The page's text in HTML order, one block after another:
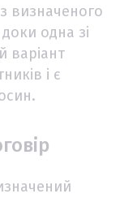
визначеного
одна зі
варіант
і є